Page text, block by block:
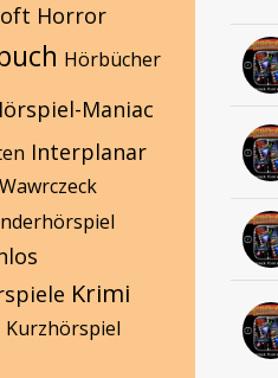
Horror
Hörbücher
Maniac
Interplanar
Krimi
Kurzhörspiel